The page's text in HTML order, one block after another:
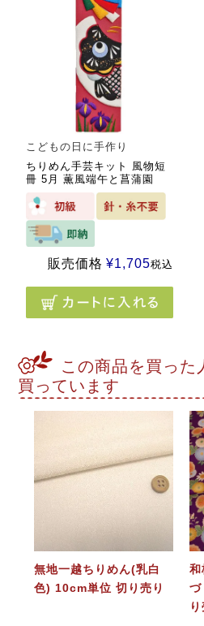
こどもの日に手作り
ちりめん手芸キット 風物短
冊 5月 薫風端午と菖蒲園
販売価格 ¥1,705税込
この商品を買った
買っています
無地一越ちりめん(乳白
色) 10cm単位 切り売り
和